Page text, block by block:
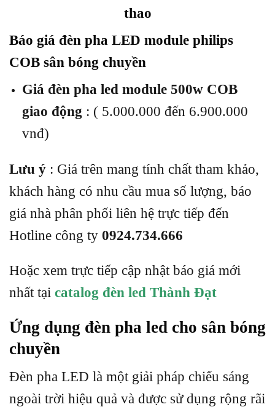
thao
Báo giá đèn pha LED module philips
COB sân bóng chuyền
Giá đèn pha led module 500w COB
giao động : ( 5.000.000 đến 6.900.000
vnđ)
Lưu ý : Giá trên mang tính chất tham khảo,
khách hàng có nhu cầu mua số lượng, báo
giá nhà phân phối liên hệ trực tiếp đến
Hotline công ty 0924.734.666
Hoặc xem trực tiếp cập nhật báo giá mới
nhất tại catalog đèn led Thành Đạt
Ứng dụng đèn pha led cho sân bóng
chuyền
Đèn pha LED là một giải pháp chiếu sáng
ngoài trời hiệu quả và được sử dụng rộng rãi